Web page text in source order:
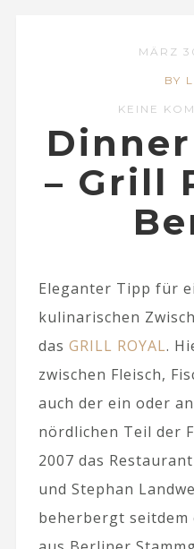
MÄRZ
BY
KEINE
– Grill
Eleganter Tipp für
kulinarischen
das GRILL ROYAL.
zwischen Fleisch,
auch der ein oder
nördlichen Teil der
2007 das
und Stephan
beherbergt